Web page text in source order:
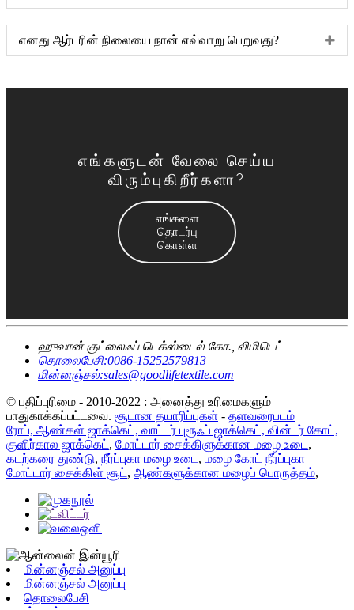
எனது ஆர்டரின் நிலையை நான் எவ்வாறு பெறுவது?
எங்களுடன் வேலை செய்ய
விரும்புகிறீர்களா?
எங்களை
தொடர்பு
கொள்ள
ஹுவான் குட்லைஃப் டெக்ஸ்டைல் ​​கோ., லிமிடெட்
தொலைபேசி:0086-15252579813
மின்னஞ்சல்:sales@goodlifetextile.com
© பதிப்புரிமை - 2010-2022 : அனைத்து உரிமைகளும்
பாதுகாக்கப்பட்டவை. சூடான தயாரிப்புகள் - தளவரைபடம்
ரோப், ஆண்கள் ஜாக்கெட், வாட்டர் புரூஃப் ஜாக்கெட், வின்டர் கோட்,
குளிர்கால ஜாக்கெட் , மோட்டார் சைக்கிளுக்கான மழை உடை ,
கடற்கரை துண்டு, நீர்ப்புகா மழை உடை , மழை கோட் நீர்ப்புகா
மோட்டார் சைக்கிள் சூட் , ஆண்களுக்கான மழைப் பொருத்தம்,
மின்னஞ்சல் அனுப்பு
மின்னஞ்சல் அனுப்பு
தொலைபேசி